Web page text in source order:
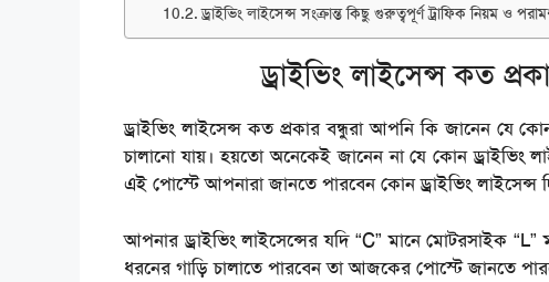
ড্রাইভিং লাইসেন্স সংক্রান্ত কিছু গুরুত্বপূর্ণ ট্রাফিক নিয়ম ও
ড্রাইভিং লাইসেন্স কত
ড্রাইভিং লাইসেন্স কত প্রকার বন্ধুরা আপনি কি জানেন যে
চালানো যায়। হয়তো অনেকেই জানেন না যে কোন ড্রাইভিং
এই পোস্টে আপনারা জানতে পারবেন কোন ড্রাইভিং লাইসেন্স
আপনার ড্রাইভিং লাইসেন্সের যদি “C” মানে মোটরসাইক
ধরনের গাড়ি চালাতে পারবেন তা আজকের পোস্টে জানতে